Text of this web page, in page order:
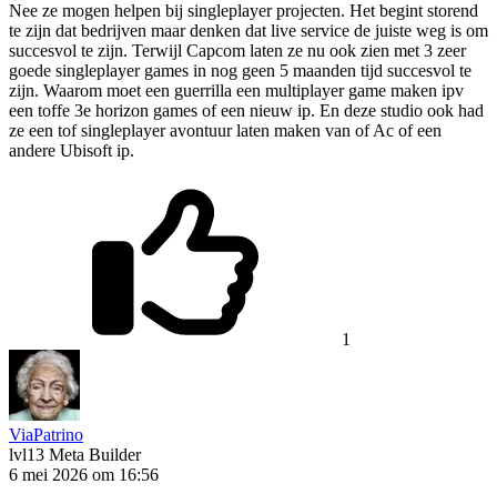
Nee ze mogen helpen bij singleplayer projecten. Het begint storend
te zijn dat bedrijven maar denken dat live service de juiste weg is om
succesvol te zijn. Terwijl Capcom laten ze nu ook zien met 3 zeer
goede singleplayer games in nog geen 5 maanden tijd succesvol te
zijn. Waarom moet een guerrilla een multiplayer game maken ipv
een toffe 3e horizon games of een nieuw ip. En deze studio ook had
ze een tof singleplayer avontuur laten maken van of Ac of een
andere Ubisoft ip.
1
ViaPatrino
lvl13 Meta Builder
6 mei 2026 om 16:56